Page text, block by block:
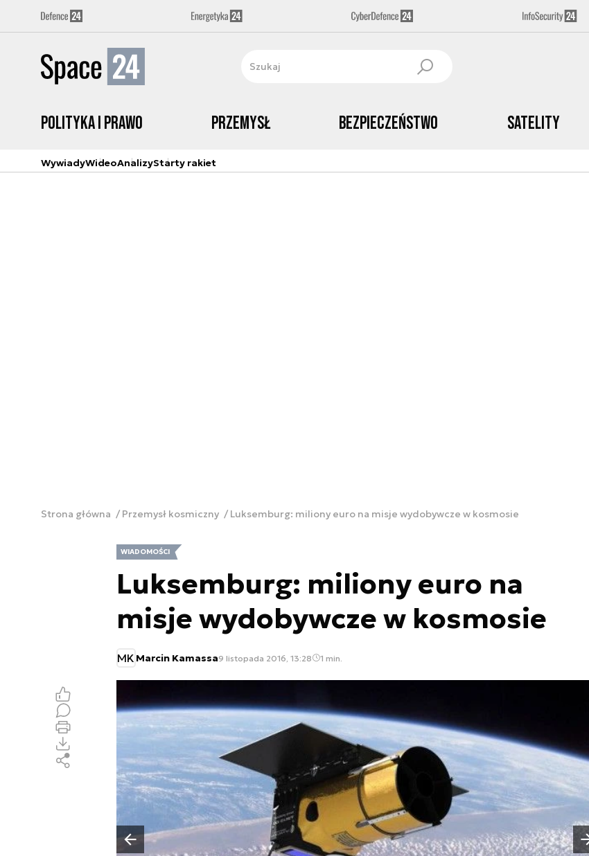
Polityka i prawo Przemysł Bezpieczeństwo Satelity
WywiadyWideoAnalizyStarty rakiet
Strona główna Przemysł kosmiczny Luksemburg: miliony euro na misje wydobywcze w kosmosie
WIADOMOŚCI
Luksemburg: miliony euro na
misje wydobywcze w kosmosie
MK Marcin Kamassa9 listopada 2016, 13:28 1 min.
Poprzedni slajd
Następny slajd